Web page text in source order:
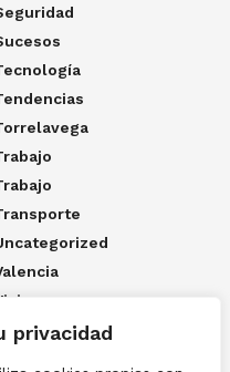
privacidad
Sólo Queda Morir